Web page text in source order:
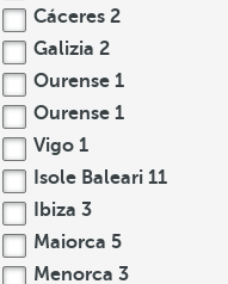
Cáceres 2
Galizia 2
Ourense 1
Ourense 1
Vigo 1
Isole Baleari 11
Ibiza 3
Maiorca 5
Menorca 3